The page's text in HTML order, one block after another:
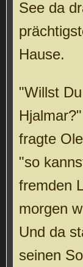
See da
Hause.
"Willst
Hjalmar?"
fragte
"so
fremden
morgen
Und da
seinen